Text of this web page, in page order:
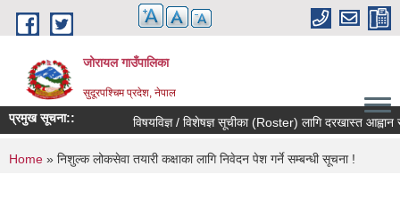
Skip to main content
जोरायल गाउँपालिका
सुदूरपश्चिम प्रदेश, नेपाल
प्रमुख सूचना:: विषयविज्ञ / विशेषज्ञ सूचीका (Roster) लागि दरखास्त आह्वान
You are here
Home » निशुल्क लोकसेवा तयारी कक्षाका लागि निवेदन पेश गर्ने सम्बन्धी सूचना !